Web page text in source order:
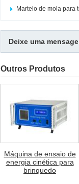
Martelo de mola para
Deixe uma
Outros Produtos
Máquina de ensaio de
energia cinética para
brinquedo